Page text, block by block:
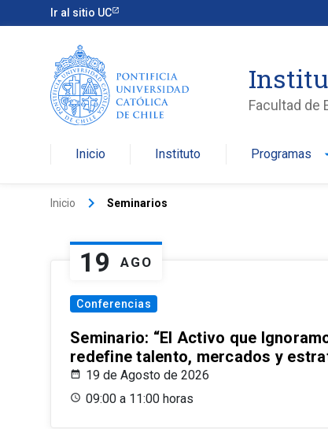
Ir al sitio UC
Facultad de
Inicio Instituto Programas
Inicio keyboard_arrow_right Seminarios
19 AGO
Conferencias
Seminario: “El Activo que
redefine talento, mercados y
19 de Agosto de 2026
09:00 a 11:00 horas